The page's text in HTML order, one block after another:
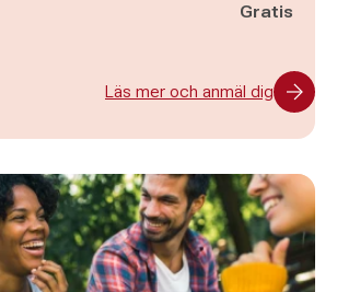
Gratis
Läs mer och anmäl dig